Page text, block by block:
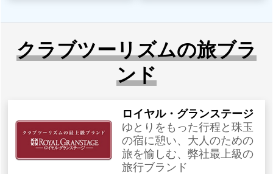
クラブツーリズムの旅ブラ
ンド
ロイヤル・グランステージ
ゆとりをもった行程と珠玉
の宿に憩い、大人のための
旅を愉しむ、弊社最上級の
旅行ブランド